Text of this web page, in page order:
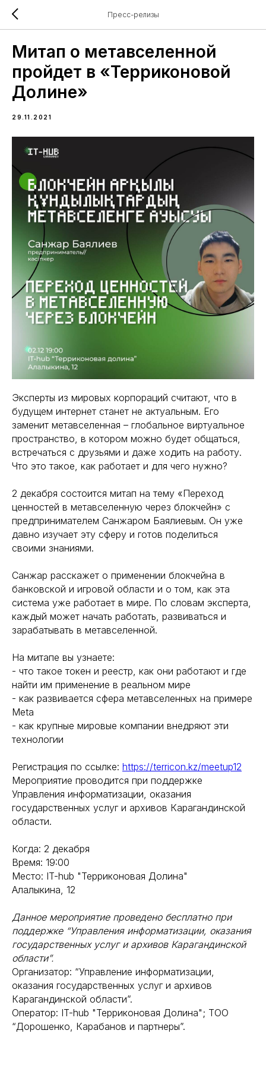
Пресс-релизы
Митап о метавселенной
пройдет в «Терриконовой
Долине»
29.11.2021
Эксперты из мировых корпораций считают, что в
будущем интернет станет не актуальным. Его
заменит метавселенная – глобальное виртуальное
пространство, в котором можно будет общаться,
встречаться с друзьями и даже ходить на работу.
Что это такое, как работает и для чего нужно?
2 декабря состоится митап на тему «Переход
ценностей в метавселенную через блокчейн» с
предпринимателем Санжаром Баялиевым. Он уже
давно изучает эту сферу и готов поделиться
своими знаниями.
Санжар расскажет о применении блокчейна в
банковской и игровой области и о том, как эта
система уже работает в мире. По словам эксперта,
каждый может начать работать, развиваться и
зарабатывать в метавселенной.
На митапе вы узнаете:
- что такое токен и реестр, как они работают и где
найти им применение в реальном мире
- как развивается сфера метавселенных на примере
Meta
- как крупные мировые компании внедряют эти
технологии
Регистрация по ссылке: https://terricon.kz/meetup12
Мероприятие проводится при поддержке
Управления информатизации, оказания
государственных услуг и архивов Карагандинской
области.
Когда: 2 декабря
Время: 19:00
Место: IT-hub "Терриконовая Долина"
Алалыкина, 12
Данное мероприятие проведено бесплатно при
поддержке “Управления информатизации, оказания
государственных услуг и архивов Карагандинской
области”.
Организатор: “Управление информатизации,
оказания государственных услуг и архивов
Карагандинской области”.
Оператор: IT-hub "Терриконовая Долина"; ТОО
“Дорошенко, Карабанов и партнеры”.